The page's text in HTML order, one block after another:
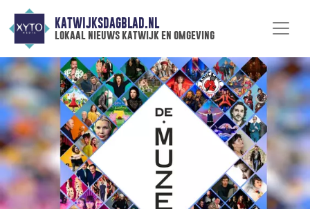
KATWIJKSDAGBLAD.NL
lokaal nieuws katwijk en omgeving